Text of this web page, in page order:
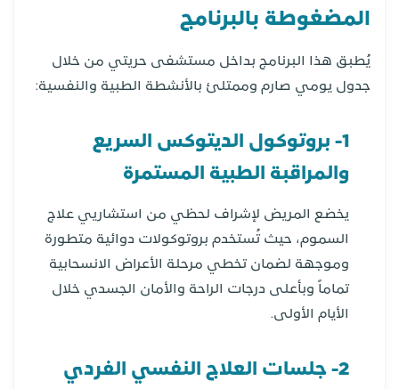
المضغوطة بالبرنامج
يُطبق هذا البرنامج بداخل مستشفى حريتي من خلال
جدول يومي صارم وممتلئ بالأنشطة الطبية والنفسية:
1- بروتوكول الديتوكس السريع
والمراقبة الطبية المستمرة
يخضع المريض لإشراف لحظي من استشاريي علاج
السموم، حيث تُستخدم بروتوكولات دوائية متطورة
وموجهة لضمان تخطي مرحلة الأعراض الانسحابية
تماماً وبأعلى درجات الراحة والأمان الجسدي خلال
الأيام الأولى.
2- جلسات العلاج النفسي الفردي